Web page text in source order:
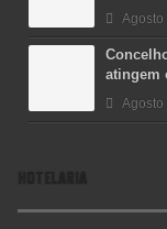
Agosto
atingem
Agosto
HOTELARIA